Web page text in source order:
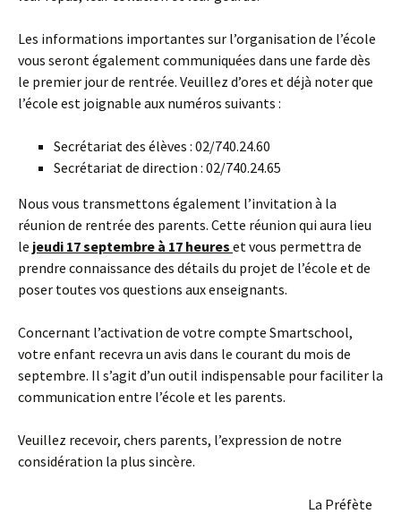
Les informations importantes sur l’organisation de l’école
vous seront également communiquées dans une farde dès
le premier jour de rentrée. Veuillez d’ores et déjà noter que
l’école est joignable aux numéros suivants :
Secrétariat des élèves : 02/740.24.60
Secrétariat de direction : 02/740.24.65
Nous vous transmettons également l’invitation à la
réunion de rentrée des parents. Cette réunion qui aura lieu
le jeudi 17 septembre à 17 heures et vous permettra de
prendre connaissance des détails du projet de l’école et de
poser toutes vos questions aux enseignants.
Concernant l’activation de votre compte Smartschool,
votre enfant recevra un avis dans le courant du mois de
septembre. Il s’agit d’un outil indispensable pour faciliter la
communication entre l’école et les parents.
Veuillez recevoir, chers parents, l’expression de notre
considération la plus sincère.
La Préfète